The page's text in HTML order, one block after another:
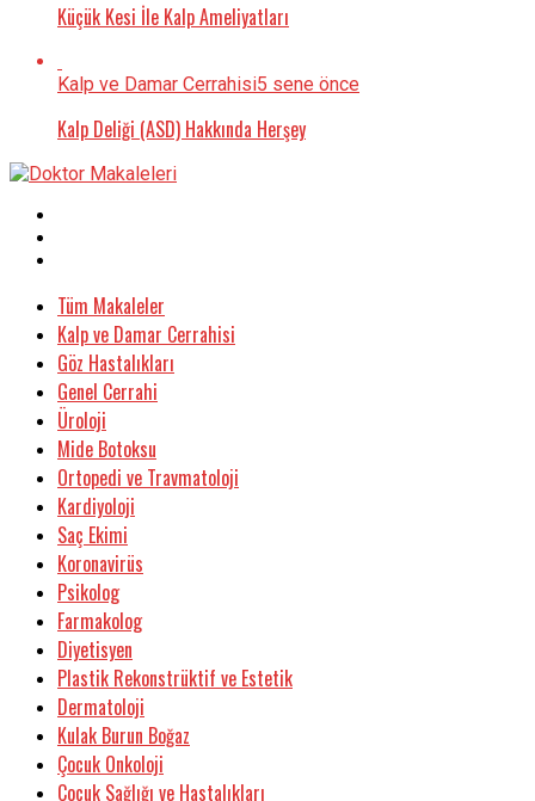
Küçük Kesi İle Kalp Ameliyatları
Kalp ve Damar Cerrahisi5 sene önce
Kalp Deliği (ASD) Hakkında Herşey
Tüm Makaleler
Kalp ve Damar Cerrahisi
Göz Hastalıkları
Genel Cerrahi
Üroloji
Mide Botoksu
Ortopedi ve Travmatoloji
Kardiyoloji
Saç Ekimi
Koronavirüs
Psikolog
Farmakolog
Diyetisyen
Plastik Rekonstrüktif ve Estetik
Dermatoloji
Kulak Burun Boğaz
Çocuk Onkoloji
Çocuk Sağlığı ve Hastalıkları